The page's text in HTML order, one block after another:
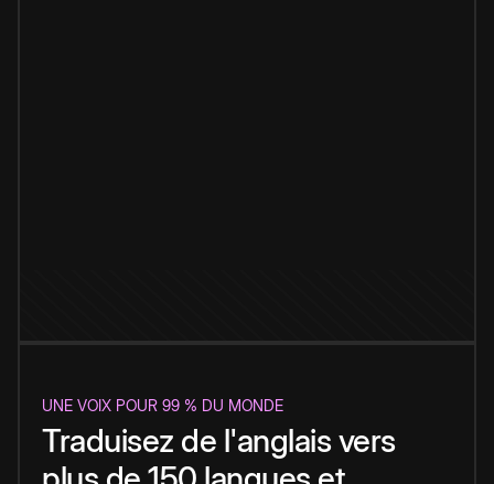
UNE VOIX POUR 99 % DU MONDE
Traduisez de l'anglais vers